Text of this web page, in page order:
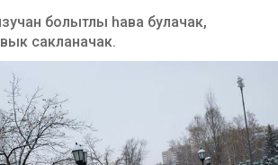
болытлы һава булачак,
сакланачак.